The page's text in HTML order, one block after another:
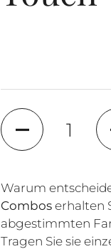
Anzahl
Warum
Combos erhalten
abgestimmten
Tragen Sie sie